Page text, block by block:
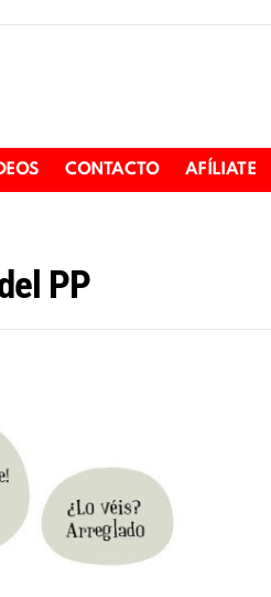
CONTACTO AFÍLIATE
PP